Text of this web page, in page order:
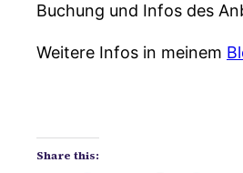
Buchung und Infos des
Weitere Infos in meinem
Share this: